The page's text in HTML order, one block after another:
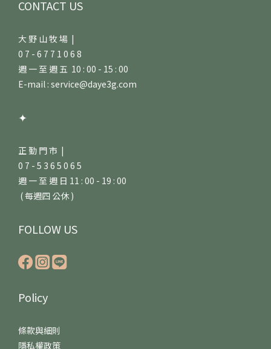
CONTACT US
大 野 山 牧 場 |
0 7 - 6 7 7 1 0 6 8
週 一 至 週 五 10 : 00 - 15 : 00
E-mail : service@daye3g.com
✦
正 勤 門 市 |
0 7 - 5 3 6 5 0 6 5
週 一 至 週 日 11 : 00 - 19 : 00
( 每週四 公休 )
FOLLOW US
Policy
條款與細則
隱私權政策